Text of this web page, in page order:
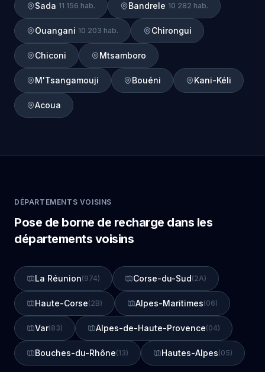
Sada 11 156 hab. Bandrele 10 282 hab.
Ouangani 10 203 hab. Chirongui
Chiconi Mtsamboro
M'Tsangamouji Bouéni Kani-Kéli
Acoua
DÉPARTEMENTS VOISINS
Pose de borne de recharge dans les
départements voisins
La Réunion(974) Corse-du-Sud(2A)
Haute-Corse(2B) Alpes-Maritimes(06)
Var(83) Alpes-de-Haute-Provence(04)
Bouches-du-Rhône(13) Hautes-Alpes(05)